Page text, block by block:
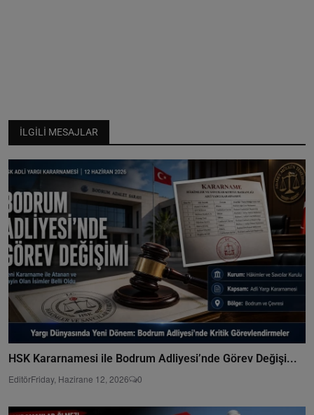
İLGILI MESAJLAR
HSK Kararnamesi ile Bodrum Adliyesi’nde Görev Değişi...
EditörFriday, Hazirane 12, 2026 0